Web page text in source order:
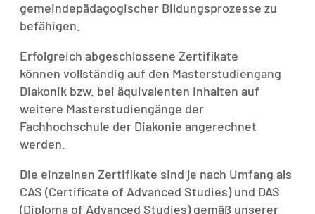
gemeindepädagogischer Bildungsprozesse zu
befähigen.
Erfolgreich abgeschlossene Zertifikate
können vollständig auf den Masterstudiengang
Diakonik bzw. bei äquivalenten Inhalten auf
weitere Masterstudiengänge der
Fachhochschule der Diakonie angerechnet
werden.
Die einzelnen Zertifikate sind je nach Umfang als
CAS (Certificate of Advanced Studies) und DAS
(Diploma of Advanced Studies) gemäß unserer